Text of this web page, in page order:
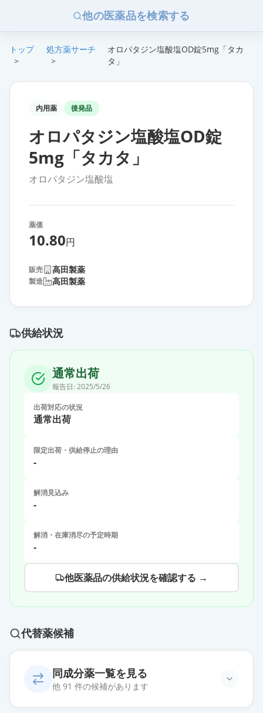
他の医薬品を検索する
トップ
>
処方薬サーチ
>
オロパタジン塩酸塩OD錠5mg「タカ
タ」
内用薬 後発品
オロパタジン塩酸塩OD錠
5mg「タカタ」
オロパタジン塩酸塩
薬価
10.80円
販売 高田製薬
製造 高田製薬
供給状況
通常出荷
報告日: 2025/5/26
出荷対応の状況
通常出荷
限定出荷・供給停止の理由
-
解消見込み
-
解消・在庫消尽の予定時期
-
他医薬品の供給状況を確認する →
代替薬候補
同成分薬一覧を見る
他 91 件の候補があります